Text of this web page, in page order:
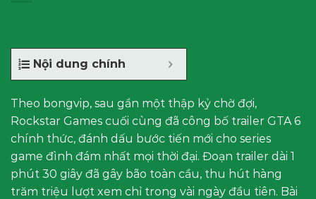
Nội dung chính
Theo bongvip, sau gần một thập kỷ chờ đợi,
Rockstar Games cuối cùng đã công bố trailer GTA 6
chính thức, đánh dấu bước tiến mới cho series
game đình đám nhất mọi thời đại. Đoạn trailer dài 1
phút 30 giây đã gây bão toàn cầu, thu hút hàng
trăm triệu lượt xem chỉ trong vài ngày đầu tiên. Bài